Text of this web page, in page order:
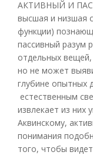
АКТИВНЫЙ И
высшая и низшая
функции)
пассивный разум
отдельных вещей,
но не может
глубине опытных
естественным
извлекает из них
Аквинскому,
понимания
того, чтобы